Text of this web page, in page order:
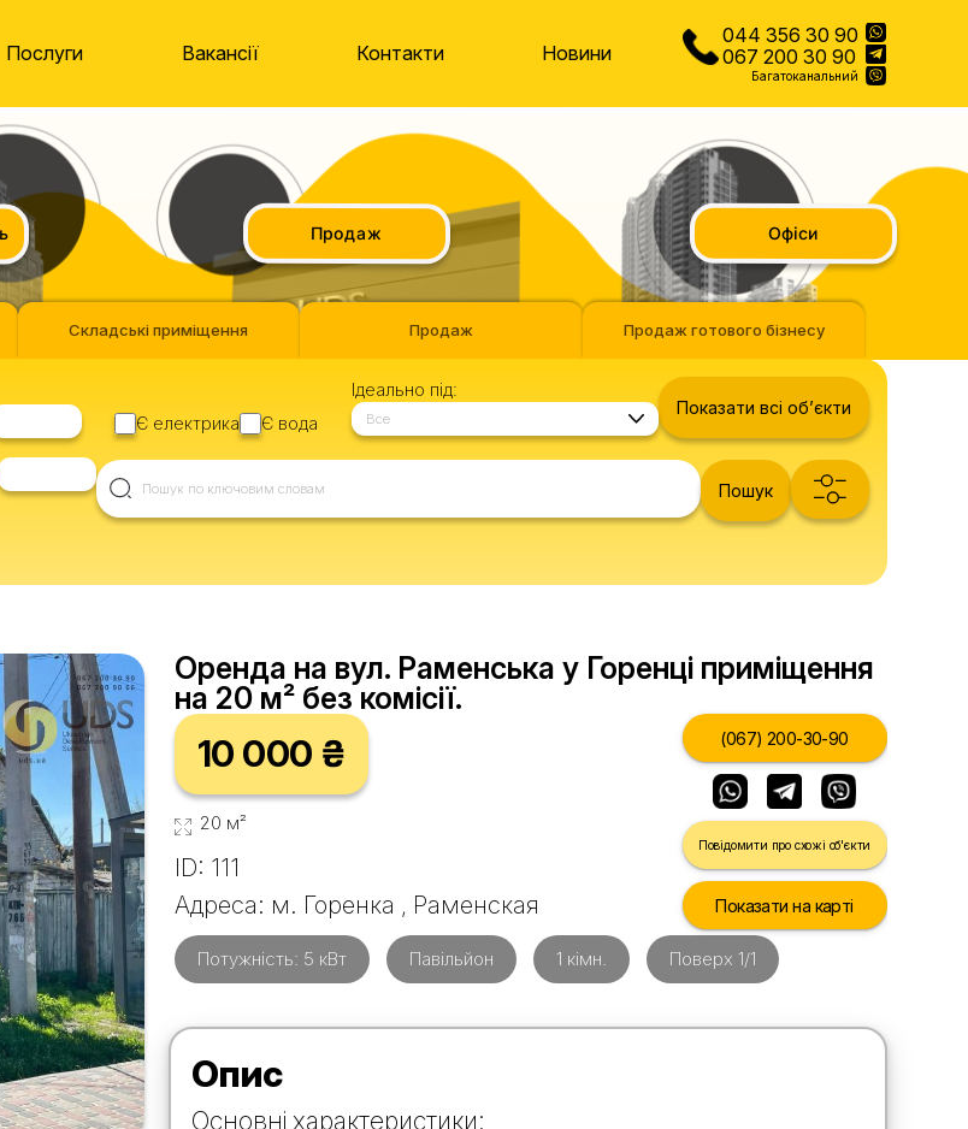
Послуги Вакансії Контакти Новини
044 356 30 90
067 200 30 90
Багатоканальний
Продаж Офіси
Складські приміщення Продаж Продаж готового бізнесу
Є електрика Є вода
Ідеально під:
Все
Показати всі обʼєкти
Пошук
Оренда на вул. Раменська у Горенці приміщення
на 20 м² без комісії.
10 000 ₴
20 м²
ID: 111
Адреса: м. Горенка , Раменская
(067) 200-30-90
Повідомити про схожі об'єкти
Показати на карті
Потужність: 5 кВт Павільйон 1 кімн. Поверх 1/1
Опис
Основні характеристики: